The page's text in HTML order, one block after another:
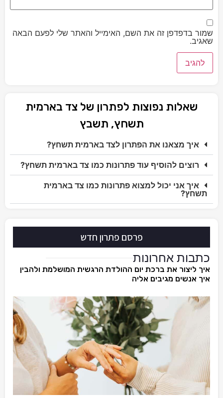
שמור בדפדפן זה את השם, האימייל והאתר שלי לפעם הבאה
שאגיב.
שאלות נפוצות לפתרון של צד בארמית
תשחץ, תשבץ
איך מצאנו את הפתרון לצד בארמית תשחץ?
רוצים להוסיף עוד פתרונות כמו צד בארמית תשחץ?
איך אני יכול למצוא פתרונות כמו צד בארמית
תשחץ?
פרסם פתרון חדש
כתבות אחרונות
איך ליצור את ברכת יום ההולדת הרגשית המושלמת ולהבין
איך אנשים מגיבים אליה